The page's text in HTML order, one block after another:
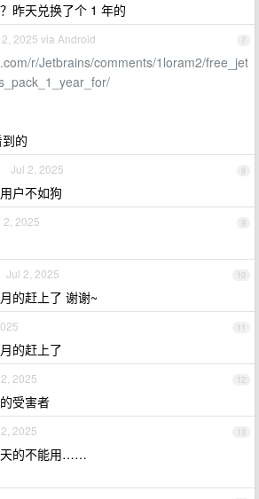
昨天兑换了个 1 年的
7
2025 via Android
r/Jetbrains/comments/1loram2/free_jet
的
8
Jul 2, 2025
户不如狗
9
2, 2025
10
Jul 2, 2025
的赶上了 谢谢~
11
的赶上了
12
2025
受害者
13
2025
天的不能用……